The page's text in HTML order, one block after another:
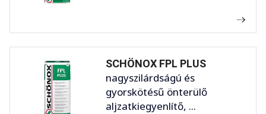
SCHÖNOX FPL PLUS
nagyszilárdságú és
gyorskötésű önterülő
aljzatkiegyenlítő, ...